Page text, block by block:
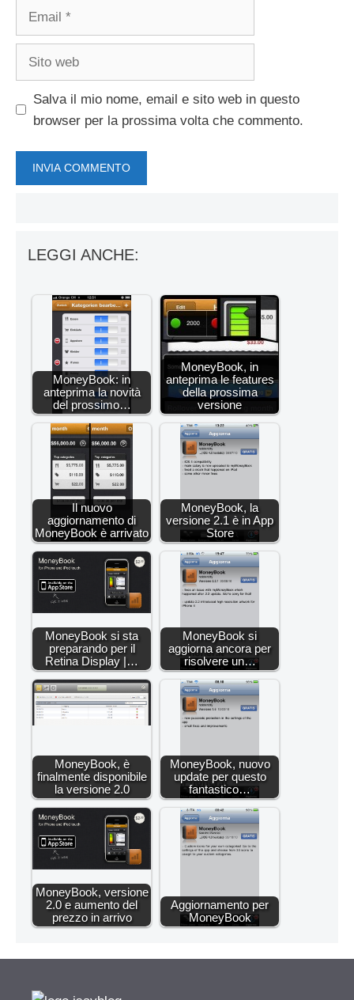
Salva il mio nome, email e sito web in questo
browser per la prossima volta che commento.
LEGGI ANCHE:
MoneyBook: in
anteprima la novità
del prossimo…
MoneyBook, in
anteprima le features
della prossima
versione
Il nuovo
aggiornamento di
MoneyBook è arrivato
MoneyBook, la
versione 2.1 è in App
Store
MoneyBook si sta
preparando per il
Retina Display |…
MoneyBook si
aggiorna ancora per
risolvere un…
MoneyBook, è
finalmente disponibile
la versione 2.0
MoneyBook, nuovo
update per questo
fantastico…
MoneyBook, versione
2.0 e aumento del
prezzo in arrivo
Aggiornamento per
MoneyBook